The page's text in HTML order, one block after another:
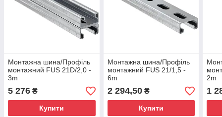
Монтажна шина/Профіль
монтажний FUS 21D/2,0 -
3m
5 276 ₴
Купити
Монтажна шина/Профіль
монтажний FUS 21/1,5 -
6m
2 294,50₴
Купити
2m
1